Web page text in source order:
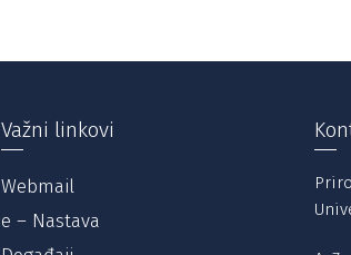
Važni linkovi
Webmail
e – Nastava